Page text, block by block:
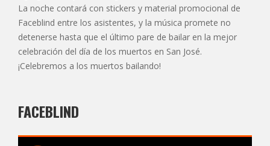
La noche contará con stickers y material promocional de
Faceblind entre los asistentes, y la música promete no
detenerse hasta que el último pare de bailar en la mejor
celebración del día de los muertos en San José.
¡Celebremos a los muertos bailando!
FACEBLIND